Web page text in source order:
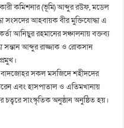
কমিশনার (ভূমি) আব্দুর রউফ, মডেল
সংসদের আহবায়ক বীর মুক্তিযোদ্ধা এ
আনিছুর রহমানের সঞ্চালনায় বক্তব্য
সন্তান আব্দুর রাজ্জাক ও রোকসান
বাদজোহর সকল মসজিদে শহীদদের
এবং হাসপাতাল ও এতিমখানায়
চত্বরে সাংস্কৃতিক অনুষ্ঠান অনুষ্ঠিত হয়।